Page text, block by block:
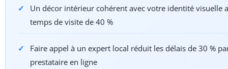
Un décor intérieur cohérent avec votre identité visuelle
temps de visite de 40 %
Faire appel à un expert local réduit les délais de 30 %
prestataire en ligne